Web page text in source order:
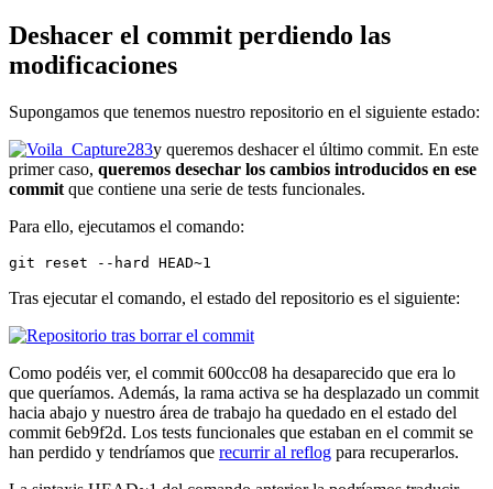
Deshacer el commit perdiendo las
modificaciones
Supongamos que tenemos nuestro repositorio en el siguiente estado:
y queremos deshacer el último commit. En este
primer caso, queremos desechar los cambios introducidos en ese
commit que contiene una serie de tests funcionales.
Para ello, ejecutamos el comando:
git reset --hard HEAD~1
Tras ejecutar el comando, el estado del repositorio es el siguiente:
Como podéis ver, el commit 600cc08 ha desaparecido que era lo
que queríamos. Además, la rama activa se ha desplazado un commit
hacia abajo y nuestro área de trabajo ha quedado en el estado del
commit 6eb9f2d. Los tests funcionales que estaban en el commit se
han perdido y tendríamos que recurrir al reflog para recuperarlos.